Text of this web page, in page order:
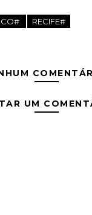
RECIFE#
UM